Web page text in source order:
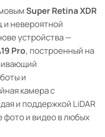
Super Retina XDR
и невероятной
устройства —
Pro, построенный на
и
камера с
и поддержкой LiDAR
фото и видео в любых